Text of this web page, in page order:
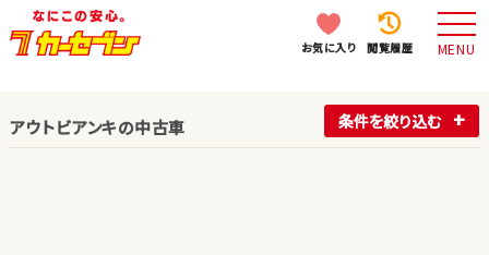
お気に入り 閲覧履歴 MENU
アウトビアンキの中古車 条件を絞り込む